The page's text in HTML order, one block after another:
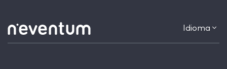
Idioma